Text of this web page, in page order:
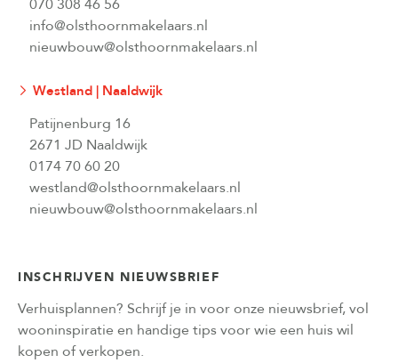
070 308 46 56
info@olsthoornmakelaars.nl
nieuwbouw@olsthoornmakelaars.nl
Westland | Naaldwijk
Patijnenburg 16
2671 JD Naaldwijk
0174 70 60 20
westland@olsthoornmakelaars.nl
nieuwbouw@olsthoornmakelaars.nl
INSCHRIJVEN NIEUWSBRIEF
Verhuisplannen? Schrijf je in voor onze nieuwsbrief, vol
wooninspiratie en handige tips voor wie een huis wil
kopen of verkopen.